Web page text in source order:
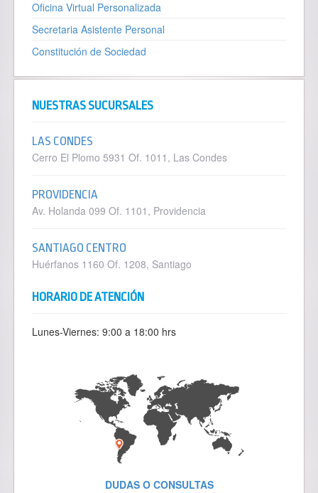
Oficina Virtual Personalizada
Secretaria Asistente Personal
Constitución de Sociedad
NUESTRAS SUCURSALES
LAS CONDES
Cerro El Plomo 5931 Of. 1011, Las Condes
PROVIDENCIA
Av. Holanda 099 Of. 1101, Providencia
SANTIAGO CENTRO
Huérfanos 1160 Of. 1208, Santiago
HORARIO DE ATENCIÓN
Lunes-Viernes: 9:00 a 18:00 hrs
DUDAS O CONSULTAS